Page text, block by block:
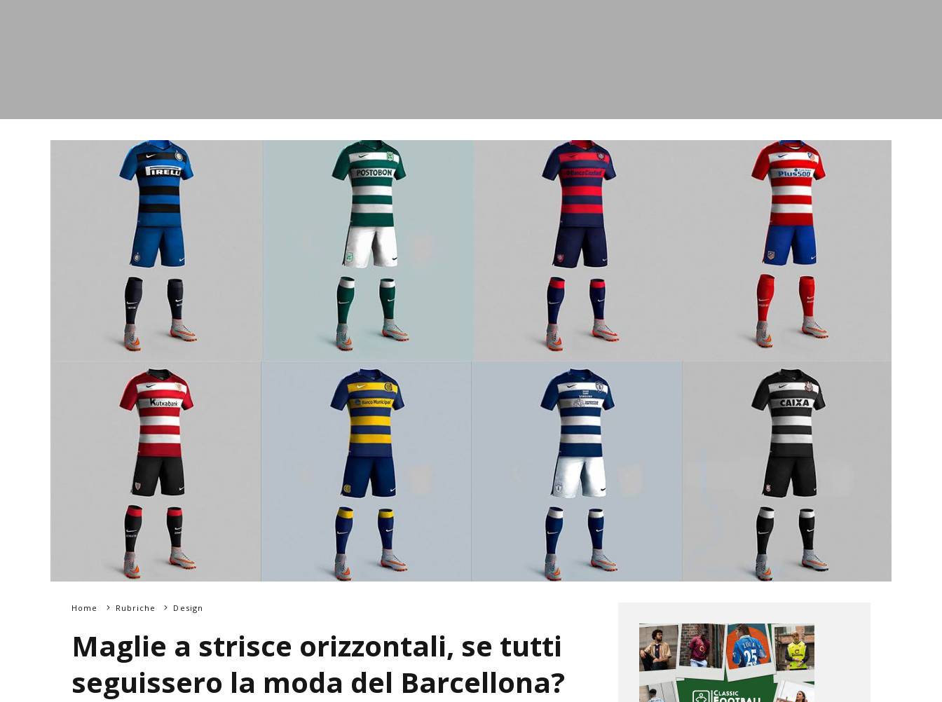
Home Rubriche Design
Maglie a strisce orizzontali, se tutti
seguissero la moda del Barcellona?